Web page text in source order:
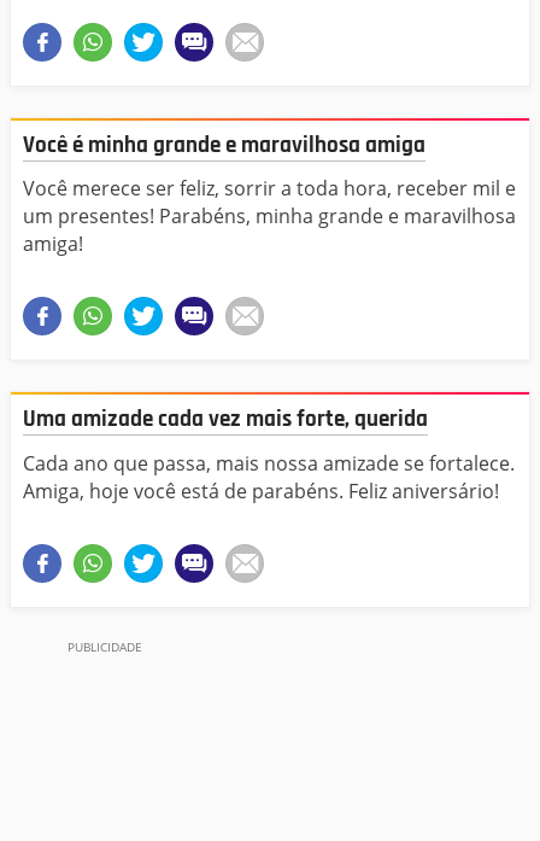
Você é minha grande e maravilhosa amiga
Você merece ser feliz, sorrir a toda hora, receber mil e
um presentes! Parabéns, minha grande e maravilhosa
amiga!
Uma amizade cada vez mais forte, querida
Cada ano que passa, mais nossa amizade se fortalece.
Amiga, hoje você está de parabéns. Feliz aniversário!